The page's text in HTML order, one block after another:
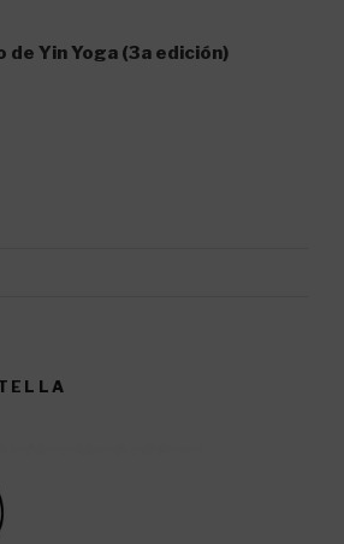
Yin Yoga (3a edición)